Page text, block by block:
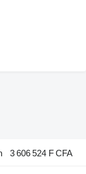
3 606 524 F CFA